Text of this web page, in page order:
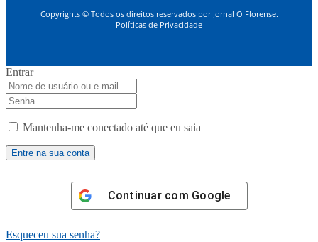
Copyrights © Todos os direitos reservados por Jornal O Florense.
Políticas de Privacidade
Entrar
Mantenha-me conectado até que eu saia
Continuar com Google
Esqueceu sua senha?